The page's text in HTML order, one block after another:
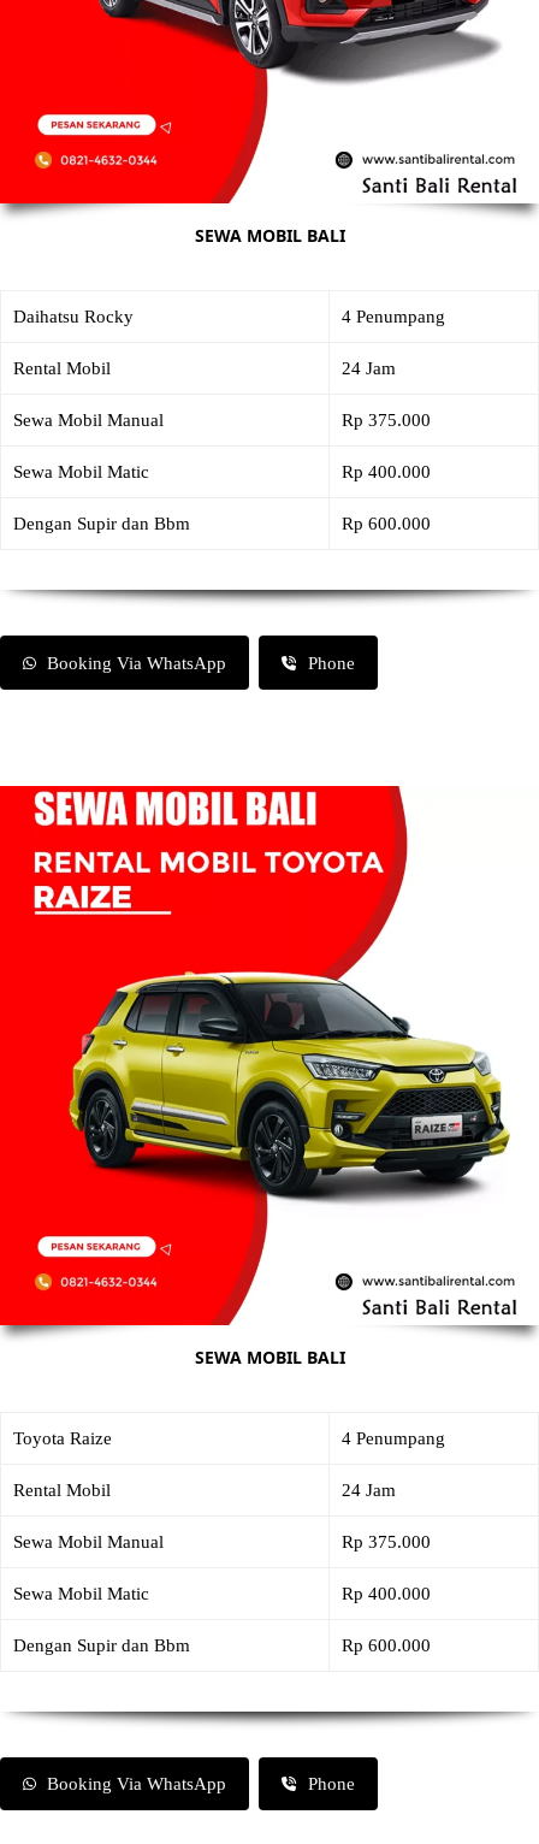
SEWA MOBIL BALI
Daihatsu Rocky 4 Penumpang
Rental Mobil 24 Jam
Sewa Mobil Manual Rp 375.000
Sewa Mobil Matic Rp 400.000
Dengan Supir dan Bbm Rp 600.000
Booking Via WhatsApp Phone
SEWA MOBIL BALI
Toyota Raize 4 Penumpang
Rental Mobil 24 Jam
Sewa Mobil Manual Rp 375.000
Sewa Mobil Matic Rp 400.000
Dengan Supir dan Bbm Rp 600.000
Booking Via WhatsApp Phone